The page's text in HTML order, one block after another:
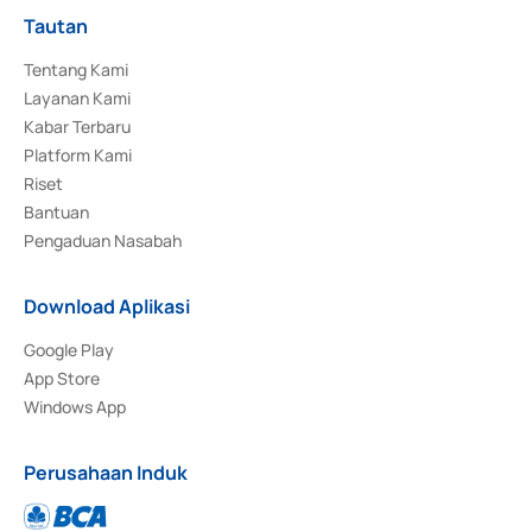
Tautan
Tentang Kami
Layanan Kami
Kabar Terbaru
Platform Kami
Riset
Bantuan
Pengaduan Nasabah
Download Aplikasi
Google Play
App Store
Windows App
Perusahaan Induk